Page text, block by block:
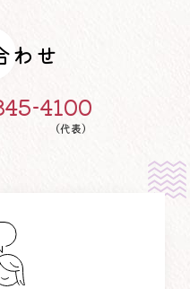
わせ
4100
（代表）